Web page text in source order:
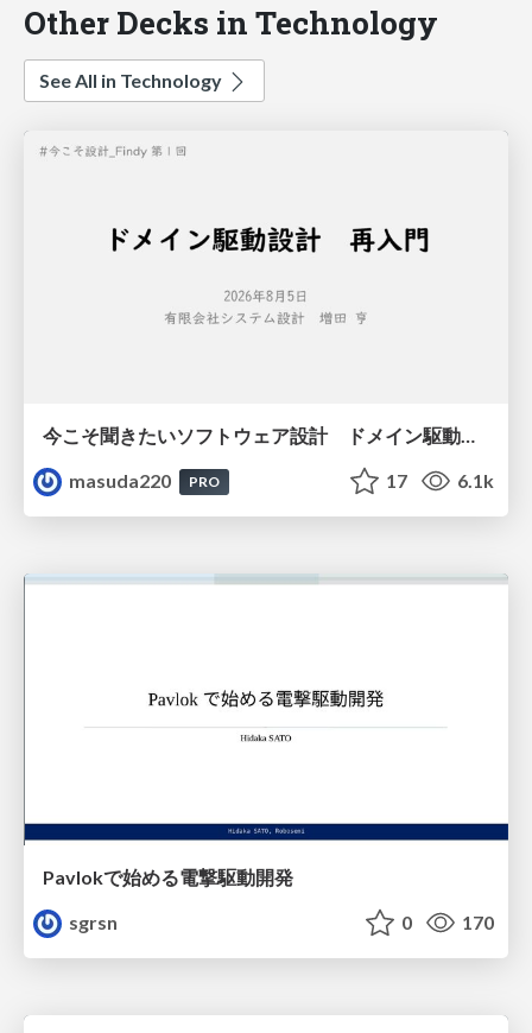
Other Decks in Technology
See All in Technology
masuda220
PRO 17 6.1k
Pavlokで始める電撃駆動開発
sgrsn
0 170